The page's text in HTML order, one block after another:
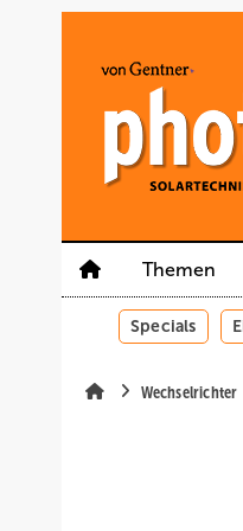
Themen
Specials
Wechselrichter